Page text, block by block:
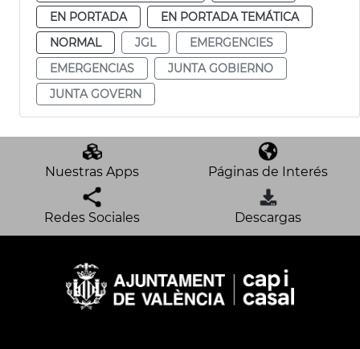
EN PORTADA
EN PORTADA TEMÁTICA
NORMAL
JGL
EMERGENCIES
EMERGENCIAS
JUNTA GOBIERNO
JUNTA GOVERN
Nuestras Apps Páginas de Interés
Redes Sociales Descargas